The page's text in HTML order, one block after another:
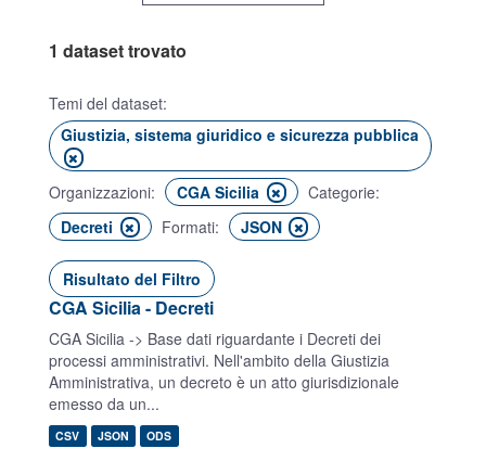
1 dataset trovato
Temi del dataset:
Giustizia, sistema giuridico e sicurezza pubblica
Organizzazioni: CGA Sicilia
Categorie:
Decreti
Formati: JSON
Risultato del Filtro
CGA Sicilia - Decreti
CGA Sicilia -> Base dati riguardante i Decreti dei
processi amministrativi. Nell'ambito della Giustizia
Amministrativa, un decreto è un atto giurisdizionale
emesso da un...
CSV JSON ODS